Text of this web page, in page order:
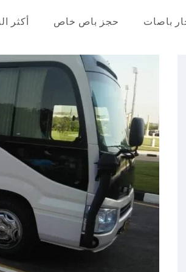
في مصر
باصات حجز باص خاص أكثر